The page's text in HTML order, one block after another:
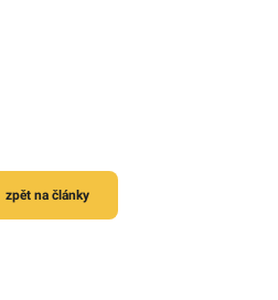
zpět na články